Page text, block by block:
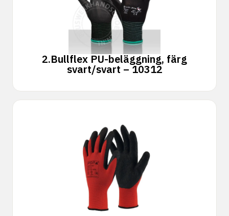
2.Bullflex PU-beläggning, färg
svart/svart – 10312